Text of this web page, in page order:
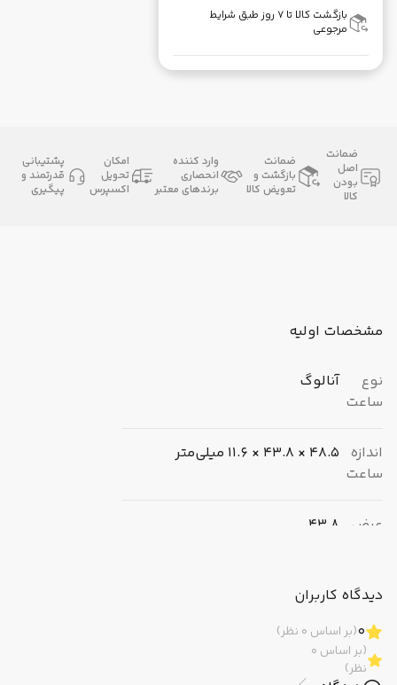
بازگشت کالا تا ۷ روز طبق شرایط
مرجوعی
ضمانت
اصل
بودن
کالا
ضمانت
بازگشت و
تعویض کالا
وارد کننده
انحصاری
برندهای معتبر
امکان
تحویل
اکسپرس
پشتیبانی
قدرتمند و
پیگیری
مشخصات اولیه
نوع
ساعت
آنالوگ
اندازه
ساعت
48.5 × 43.8 × 11.6 میلی‌متر
عرض
43.8
ضخامت
(میلی‌متر)
11.6
وزن
دیدگاه کاربران
0(بر اساس 0 نظر)
(بر اساس 0
نظر)